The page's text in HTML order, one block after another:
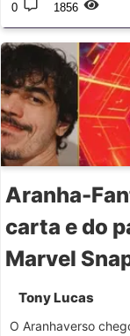
0 1856
Aranha-
carta e do
Marvel
Tony Lucas
O Aranhaverso